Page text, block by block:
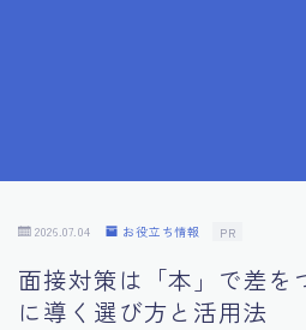
10.フィードバックを活用する
11.オンライン面接の成功への
2026.07.04 お役立ち情報 PR
面接対策は「本」で差を
に導く選び方と活用法